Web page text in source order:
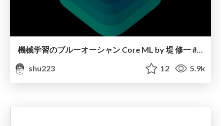
shu223
12 5.9k